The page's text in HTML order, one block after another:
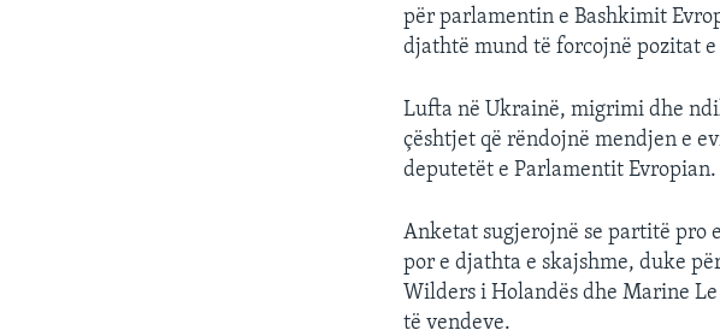
për parlamentin e Bashkimit
djathtë mund të forcojnë pozitat
Lufta në Ukrainë, migrimi dhe
çështjet që rëndojnë mendjen e
deputetët e Parlamentit Evropian.
Anketat sugjerojnë se partitë pro
por e djathta e skajshme, duke
Wilders i Holandës dhe Marine
të vendeve.